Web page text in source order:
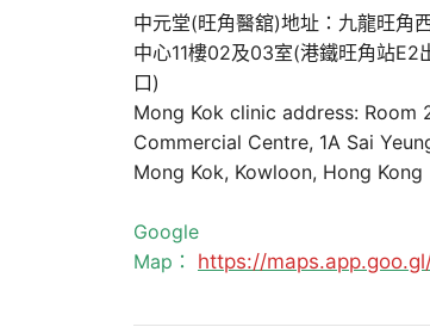
中元堂(旺角醫舘)地址：九龍旺角
中心11樓02及03室(港鐵旺角站E2
口)
Mong Kok clinic address: Room
Commercial Centre, 1A Sai
Mong Kok, Kowloon, Hong Kong
Google
Map： https://